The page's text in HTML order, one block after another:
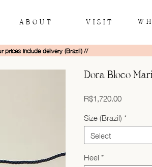
ABOUT VISIT
prices include delivery (Brazil) //
Dora Bloco
R$1,720.00Price
Size (Brazil)*
Select
Heel*